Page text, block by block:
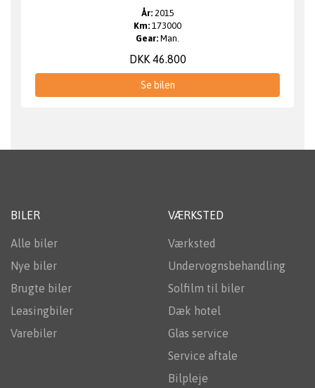
År:2015
Km: 173000
Gear: Man.
DKK 46.800
Se bilen
BILER
Alle biler
Nye biler
Brugte biler
Leasingbiler
Varebiler
VÆRKSTED
Værksted
Undervognsbehandling
Solfilm til biler
Dæk hotel
Glas service
Service aftale
Bilpleje